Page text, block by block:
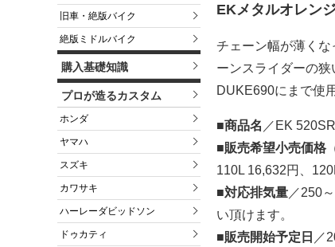
旧車・絶版バイク
絶版ミドルバイク
購入基礎知識
プロが造るカスタム
ホンダ
ヤマハ
スズキ
カワサキ
ハーレーダビッドソン
ドゥカティ
EKメタルオレン
チェーン幅が薄く
ーンスライダーの
DUKE690にまで使
■商品名 ／EK
■販売希望小売価格
110L 16,632円、
■対応排気量 ／250
い頂けます。
■販売開始予定日 ／